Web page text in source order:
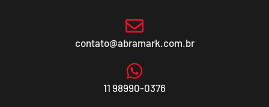
contato@abramark.com.br
11 98990-0376